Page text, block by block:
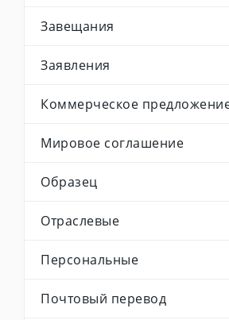
Завещания
Заявления
Коммерческое
Мировое соглашение
Образец
Отраслевые
Персональные
Почтовый перевод